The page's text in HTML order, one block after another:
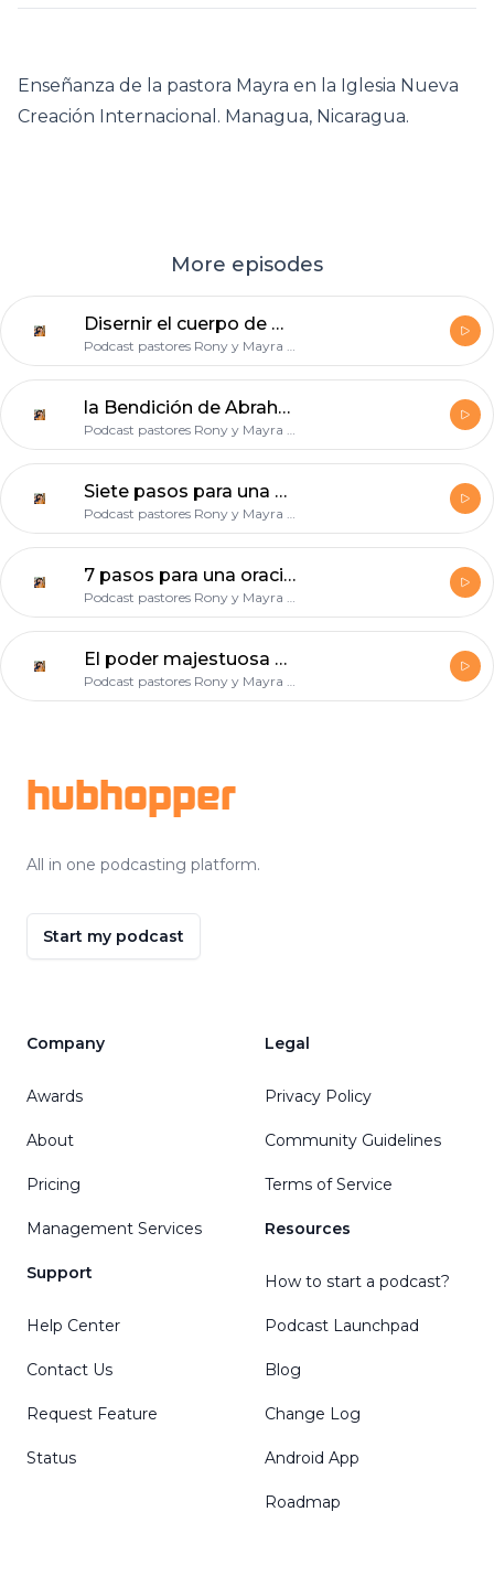
Enseñanza de la pastora Mayra en la Iglesia Nueva
Creación Internacional. Managua, Nicaragua.
More episodes
Disernir el cuerpo de Cristo
Podcast pastores Rony y Mayra Coffer
la Bendición de Abraham es para nosotros
Podcast pastores Rony y Mayra Coffer
Siete pasos para una oración contestada
Podcast pastores Rony y Mayra Coffer
7 pasos para una oración contestada
Podcast pastores Rony y Mayra Coffer
El poder majestuosa del amor
Podcast pastores Rony y Mayra Coffer
hubhopper
All in one podcasting platform.
Start my podcast
Company
Awards
About
Pricing
Management Services
Support
Help Center
Contact Us
Request Feature
Status
Legal
Privacy Policy
Community Guidelines
Terms of Service
Resources
How to start a podcast?
Podcast Launchpad
Blog
Change Log
Android App
Roadmap